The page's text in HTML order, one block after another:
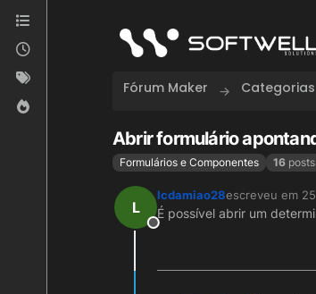
Skip to content
Fórum Maker Categorias
Abrir formulário
Formulários e Componentes 16 posts
L
Offline
lcdamiao28escreveu em
última edição por
É possível abrir um